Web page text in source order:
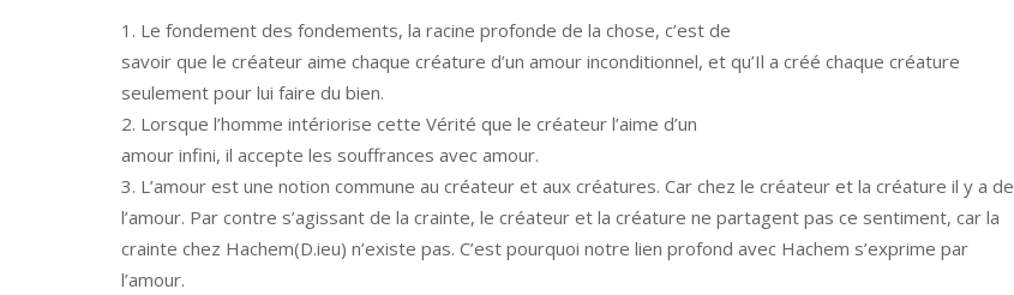
Le fondement des fondements, la racine profonde de la chose, c’est de
savoir que le créateur aime chaque créature d’un amour inconditionnel, et qu’Il a créé chaque créature
seulement pour lui faire du bien.
Lorsque l’homme intériorise cette Vérité que le créateur l’aime d’un
amour infini, il accepte les souffrances avec amour.
L’amour est une notion commune au créateur et aux créatures. Car chez le créateur et la créature il y a de
l’amour. Par contre s’agissant de la crainte, le créateur et la créature ne partagent pas ce sentiment, car la
crainte chez Hachem(D.ieu) n’existe pas. C’est pourquoi notre lien profond avec Hachem s’exprime par
l’amour.